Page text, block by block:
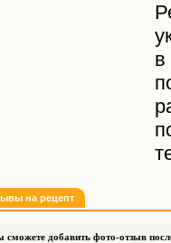
на рецепт
сможете добавить фото-отзыв